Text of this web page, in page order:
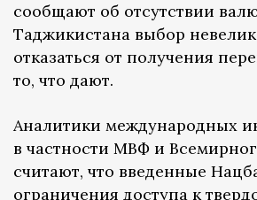
сообщают об отсутствии
Таджикистана выбор
отказаться от получения
то, что дают.
Аналитики международных
в частности МВФ и
считают, что введенные
ограничения доступа к